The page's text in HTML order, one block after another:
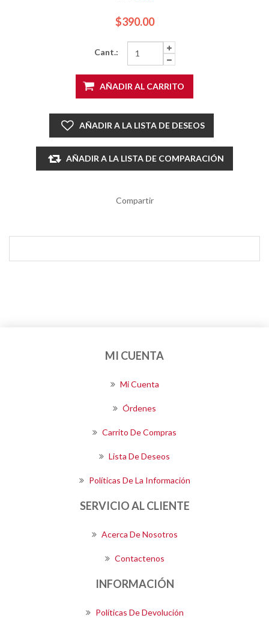
$390.00
Cant.:
AÑADIR AL CARRITO
AÑADIR A LA LISTA DE DESEOS
AÑADIR A LA LISTA DE COMPARACIÓN
Compartir
MI CUENTA
Mi Cuenta
Órdenes
Carrito De Compras
Lista De Deseos
Políticas De La Información
SERVICIO AL CLIENTE
Acerca De Nosotros
Contactenos
INFORMACIÓN
Políticas De Devolución